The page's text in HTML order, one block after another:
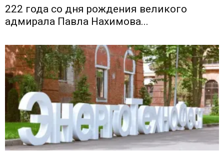
222 года со дня рождения великого
адмирала Павла Нахимова...